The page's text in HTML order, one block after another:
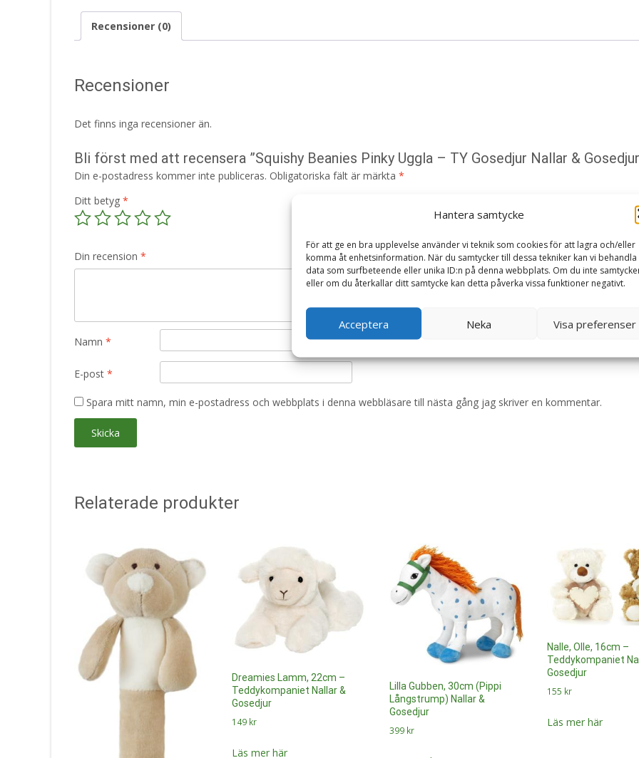
Hantera samtycke
För att ge en bra upplevelse använder vi teknik som cookies för att lagra och/eller
komma åt enhetsinformation. När du samtycker till dessa tekniker kan vi behandla
data som surfbeteende eller unika ID:n på denna webbplats. Om du inte
eller om du återkallar ditt samtycke kan detta påverka vissa funktioner negativt.
Acceptera Neka Visa preferenser
Recensioner (0)
Recensioner
Det finns inga recensioner än.
Bli först med att recensera ”Squishy Beanies Pinky Uggla – TY Gosedjur Nallar &
Din e-postadress kommer inte publiceras. Obligatoriska fält är märkta *
Ditt betyg *
Din recension *
Namn *
E-post *
Spara mitt namn, min e-postadress och webbplats i denna webbläsare till nästa gång jag skriver en kommentar.
Relaterade produkter
Dreamies Lamm, 22cm –
Teddykompaniet Nallar &
Gosedjur
149 kr
Läs mer här
Lilla Gubben, 30cm (Pippi
Långstrump) Nallar &
Gosedjur
399 kr
Nalle, Olle, 16cm –
Teddykompaniet
Gosedjur
155 kr
Läs mer här